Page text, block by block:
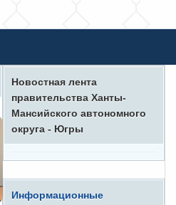
Новостная лента
правительства Ханты-
Мансийского автономного
округа - Югры
Информационные